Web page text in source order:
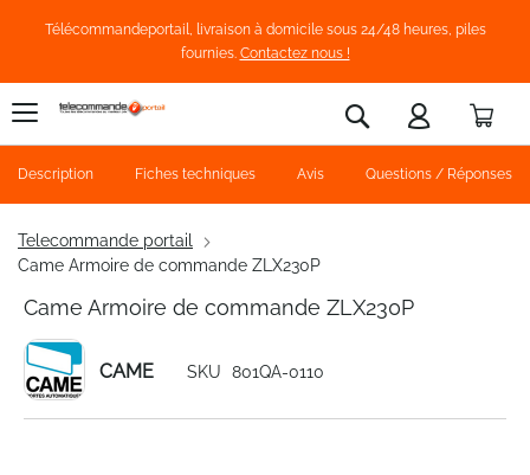
Télécommandeportail, livraison à domicile sous 24/48 heures, piles
fournies. Contactez nous !
Rechercher
Telecommande portail
Came Armoire de commande ZLX230P
Came Armoire de commande ZLX230P
CAME SKU 801QA-0110
Description Fiches techniques Avis Questions / Réponses